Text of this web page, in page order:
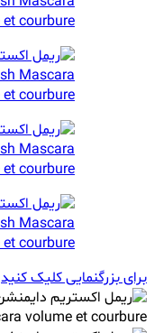
برای بزرگنمایی کلیک کنید